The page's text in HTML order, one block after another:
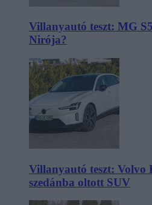
Villanyautó teszt: MG
Nirója?
Villanyautó teszt: Volvo
szedánba oltott SUV